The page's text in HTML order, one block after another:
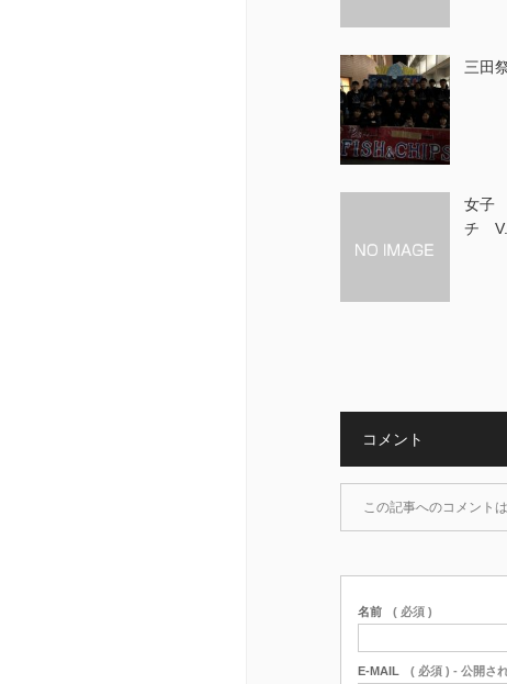
三田
女子
チ
コメント
この記事へのコメント
名前 ( 必須 )
E-MAIL ( 必須 ) - 公開さ